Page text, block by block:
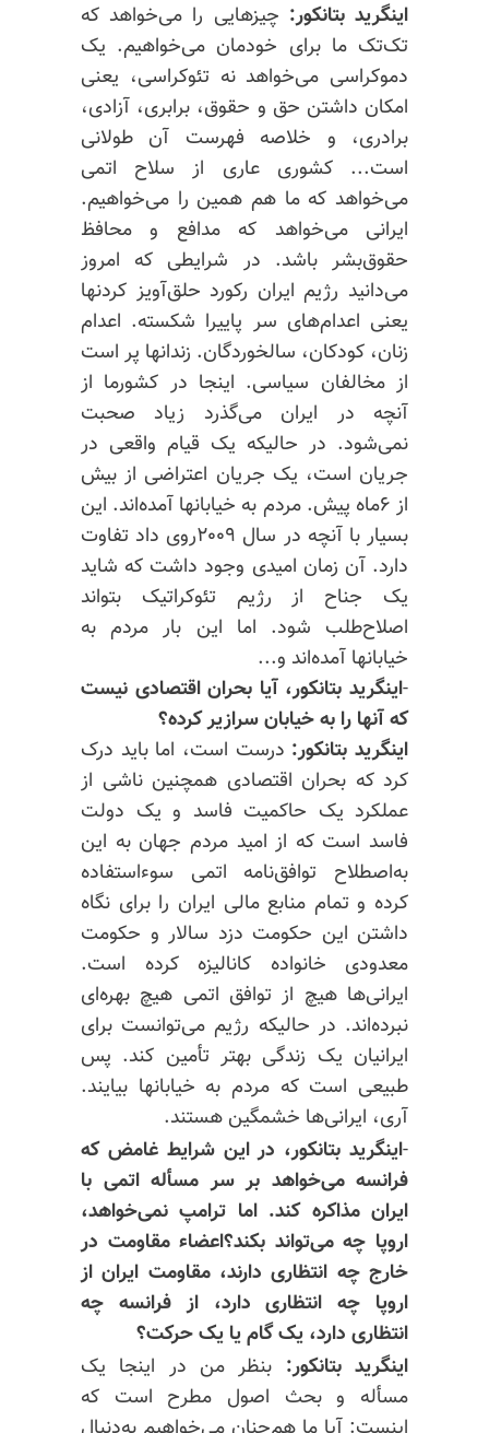
اینگرید بتانکور: چیزهایی را می‌خواهد که
تک‌تک ما برای خودمان می‌خواهیم. یک
دموکراسی می‌خواهد نه تئوکراسی، یعنی
امکان داشتن حق و حقوق، برابری، آزادی،
برادری، و خلاصه فهرست آن طولانی
است... کشوری عاری از سلاح اتمی
می‌خواهد که ما هم همین را می‌خواهیم.
ایرانی می‌خواهد که مدافع و محافظ
حقوق‌بشر باشد. در شرایطی که امروز
می‌دانید رژیم ایران رکورد حلق‌آویز کردنها
یعنی اعدام‌های سر پاییرا شکسته‌. اعدام
زنان، کودکان، سالخوردگان. زندانها پر است
از مخالفان سیاسی. اینجا در کشورما از
آنچه در ایران می‌گذرد زیاد صحبت
نمی‌شود. در حالیکه یک قیام واقعی در
جریان است، یک جریان اعتراضی از بیش
از ۶ماه پیش. مردم به خیابانها آمده‌اند. این
بسیار با آنچه
در سال ۲۰۰۹روی داد تفاوت
دارد. آن زمان امیدی وجود داشت که شاید
یک جناح از رژیم تئوکراتیک بتواند
اصلاح‌طلب شود. اما این بار مردم به
خیابانها آمده‌اند و...
-اینگرید بتانکور، آیا بحران اقتصادی نیست
که آنها را به خیابان سرازیر کرده؟
اینگرید بتانکور: درست است، اما باید درک
کرد که بحران اقتصادی همچنین ناشی از
عملکرد یک حاکمیت فاسد و یک دولت
فاسد است که از امید مردم جهان به این
به‌اصطلاح توافق‌نامه اتمی سوء‌استفاده
کرده و تمام منابع مالی ایران را برای نگاه
داشتن این حکومت دزد سالار و حکومت
معدودی خانواده کانالیزه کرده است.
ایرانی‌ها هیچ از توافق اتمی هیچ بهره‌ای
نبرده‌اند. در حالیکه رژیم می‌توانست برای
ایرانیان یک زندگی بهتر تأمین کند. پس
طبیعی است که مردم به خیابانها بیایند.
آری، ایرانی‌ها خشمگین هستند.
-اینگرید بتانکور، در این شرایط غامض که
فرانسه می‌خواهد بر سر مسأله اتمی با
ایران مذاکره کند. اما ترامپ نمی‌خواهد،
اروپا چه می‌تواند بکند؟اعضاء مقاومت در
خارج چه انتظاری دارند، مقاومت ایران از
اروپا چه انتظاری دارد، از فرانسه چه
انتظاری دارد، یک گام یا یک حرکت؟
اینگرید بتانکور: بنظر من در اینجا یک
مسأله و بحث اصول مطرح است که